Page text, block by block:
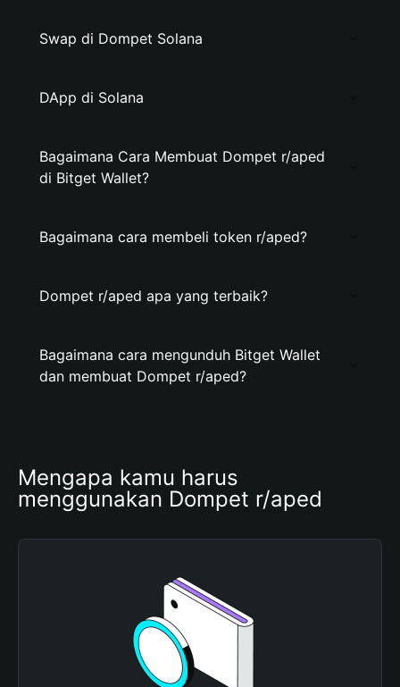
Swap di Dompet Solana
DApp di Solana
Bagaimana Cara Membuat Dompet r/aped
di Bitget Wallet?
Bagaimana cara membeli token r/aped?
Dompet r/aped apa yang terbaik?
Bagaimana cara mengunduh Bitget Wallet
dan membuat Dompet r/aped?
Mengapa kamu harus
menggunakan Dompet r/aped